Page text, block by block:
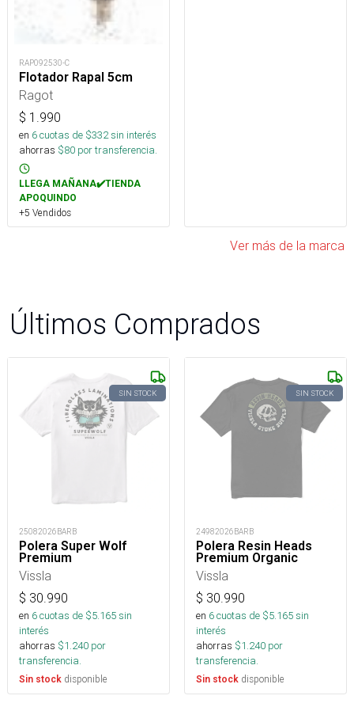
RAP092530-C
Flotador Rapal 5cm
Ragot
$ 1.990
en 6cuotas de $332sin interés
ahorras $80 por transferencia.
LLEGA MAÑANA✔️TIENDA
APOQUINDO
+5 Vendidos
Ver más de la marca
Últimos Comprados
SIN STOCK
25082026BARB
Polera Super Wolf
Premium
Vissla
$ 30.990
en 6cuotas de $5.165sin
interés
ahorras $1.240 por
transferencia.
Sin stock disponible
SIN STOCK
24982026BARB
Polera Resin Heads
Premium Organic
Vissla
$ 30.990
en 6cuotas de $5.165sin
interés
ahorras $1.240 por
transferencia.
Sin stock disponible